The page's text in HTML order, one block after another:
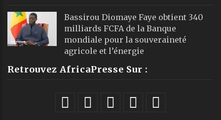
Bassirou Diomaye Faye obtient 340
milliards FCFA de la Banque
mondiale pour la souveraineté
agricole et l’énergie
Retrouvez AfricaPresse Sur :